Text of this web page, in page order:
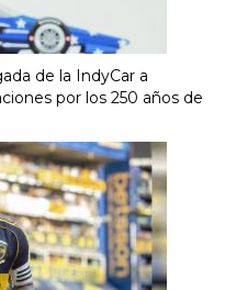
de la IndyCar a
por los 250 años de